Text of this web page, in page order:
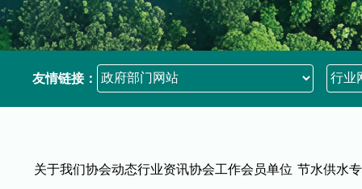
友情链接：
关于我们协会动态行业资讯协会工作会员单位 节水供水